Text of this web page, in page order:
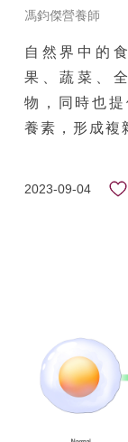
馮鈞傑營養師
自然界中的
果、蔬菜、
物，同時也
養素，形成複
2023-09-04